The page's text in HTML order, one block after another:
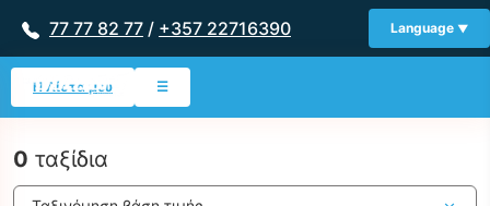
77 77 82 77 / +357 22716390 Language
Η Λίστα μου ☰
0 ταξίδια